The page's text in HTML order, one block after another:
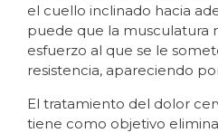
el cuello inclinado hacia
puede que la musculatura
esfuerzo al que se le
resistencia, apareciendo
El tratamiento del dolor
tiene como objetivo